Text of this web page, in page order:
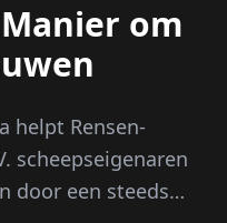
om
helpt Rensen-
scheepseigenaren
door een steeds